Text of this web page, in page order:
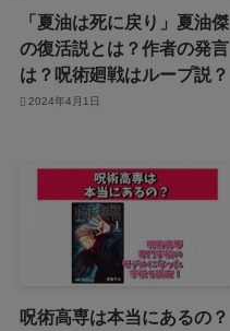
「夏油は死に戻り」夏油傑
の復活説とは？作者の発言
は？呪術廻戦はループ説？
2024年4月1日
呪術高専は本当にあるの？